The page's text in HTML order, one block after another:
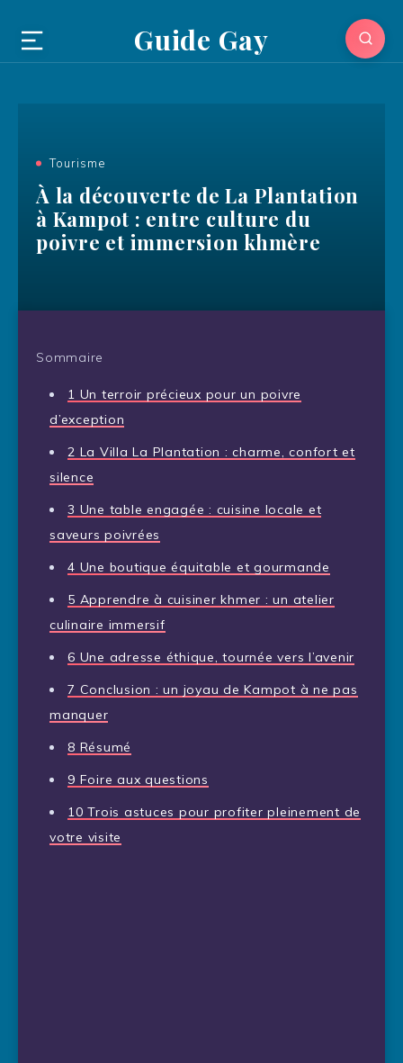
Guide Gay
Tourisme
À la découverte de La Plantation
à Kampot : entre culture du
poivre et immersion khmère
Sommaire
1 Un terroir précieux pour un poivre
d’exception
2 La Villa La Plantation : charme, confort et
silence
3 Une table engagée : cuisine locale et
saveurs poivrées
4 Une boutique équitable et gourmande
5 Apprendre à cuisiner khmer : un atelier
culinaire immersif
6 Une adresse éthique, tournée vers l’avenir
7 Conclusion : un joyau de Kampot à ne pas
manquer
8 Résumé
9 Foire aux questions
10 Trois astuces pour profiter pleinement de
votre visite